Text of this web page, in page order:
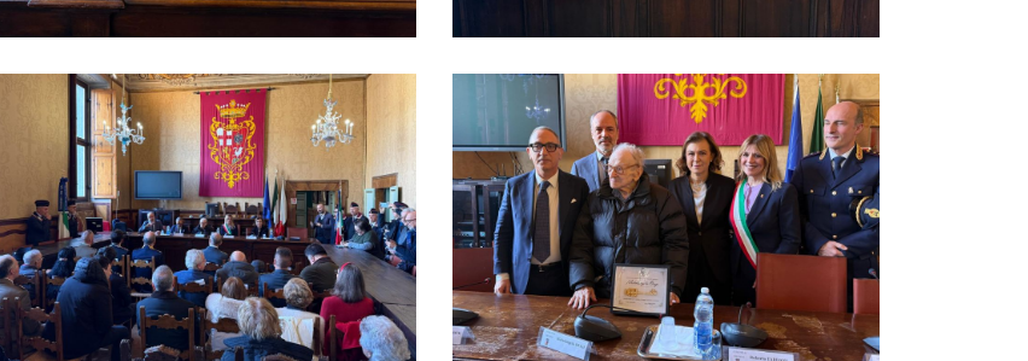
Festa in Comune per Michelangelo Onigi Festa in Comune per Michelangelo Onigi